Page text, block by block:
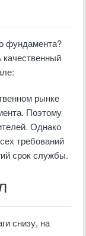
фундамента?
рынке
Поэтому
Однако
требований
срок службы.
снизу, на